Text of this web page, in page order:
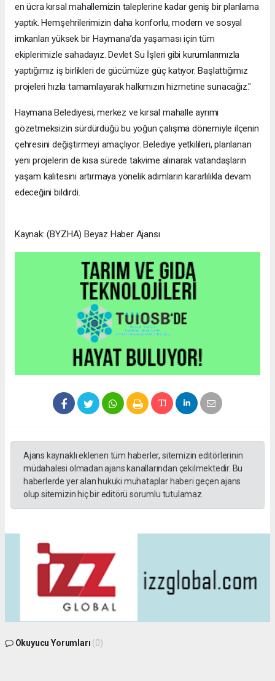
en ücra kırsal mahallemizin taleplerine kadar geniş bir planlama
yaptık. Hemşehrilerimizin daha konforlu, modern ve sosyal
imkanları yüksek bir Haymana’da yaşaması için tüm
ekiplerimizle sahadayız. Devlet Su İşleri gibi kurumlarımızla
yaptığımız iş birlikleri de gücümüze güç katıyor. Başlattığımız
projeleri hızla tamamlayarak halkımızın hizmetine sunacağız."
Haymana Belediyesi, merkez ve kırsal mahalle ayrımı
gözetmeksizin sürdürdüğü bu yoğun çalışma dönemiyle ilçenin
çehresini değiştirmeyi amaçlıyor. Belediye yetkilileri, planlanan
yeni projelerin de kısa sürede takvime alınarak vatandaşların
yaşam kalitesini artırmaya yönelik adımların kararlılıkla devam
edeceğini bildirdi.
Kaynak: (BYZHA) Beyaz Haber Ajansı
Ajans kaynaklı eklenen tüm haberler, sitemizin editörlerinin
müdahalesi olmadan ajans kanallarından çekilmektedir. Bu
haberlerde yer alan hukuki muhataplar haberi geçen ajans
olup sitemizin hiç bir editörü sorumlu tutulamaz.
Okuyucu Yorumları (0)